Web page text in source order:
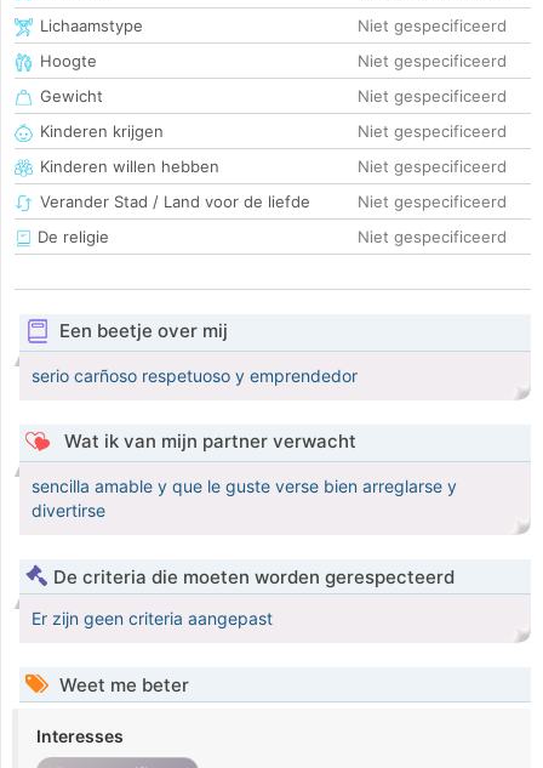
Lichaamstype
Niet gespecificeerd
Hoogte
Niet gespecificeerd
Gewicht
Niet gespecificeerd
Kinderen krijgen
Niet gespecificeerd
Kinderen willen hebben
Niet gespecificeerd
Verander Stad / Land voor de liefde
Niet gespecificeerd
De religie
Niet gespecificeerd
Een beetje over mij
serio carñoso respetuoso y emprendedor
Wat ik van mijn partner verwacht
sencilla amable y que le guste verse bien arreglarse y
divertirse
De criteria die moeten worden gerespecteerd
Er zijn geen criteria aangepast
Weet me beter
Interesses